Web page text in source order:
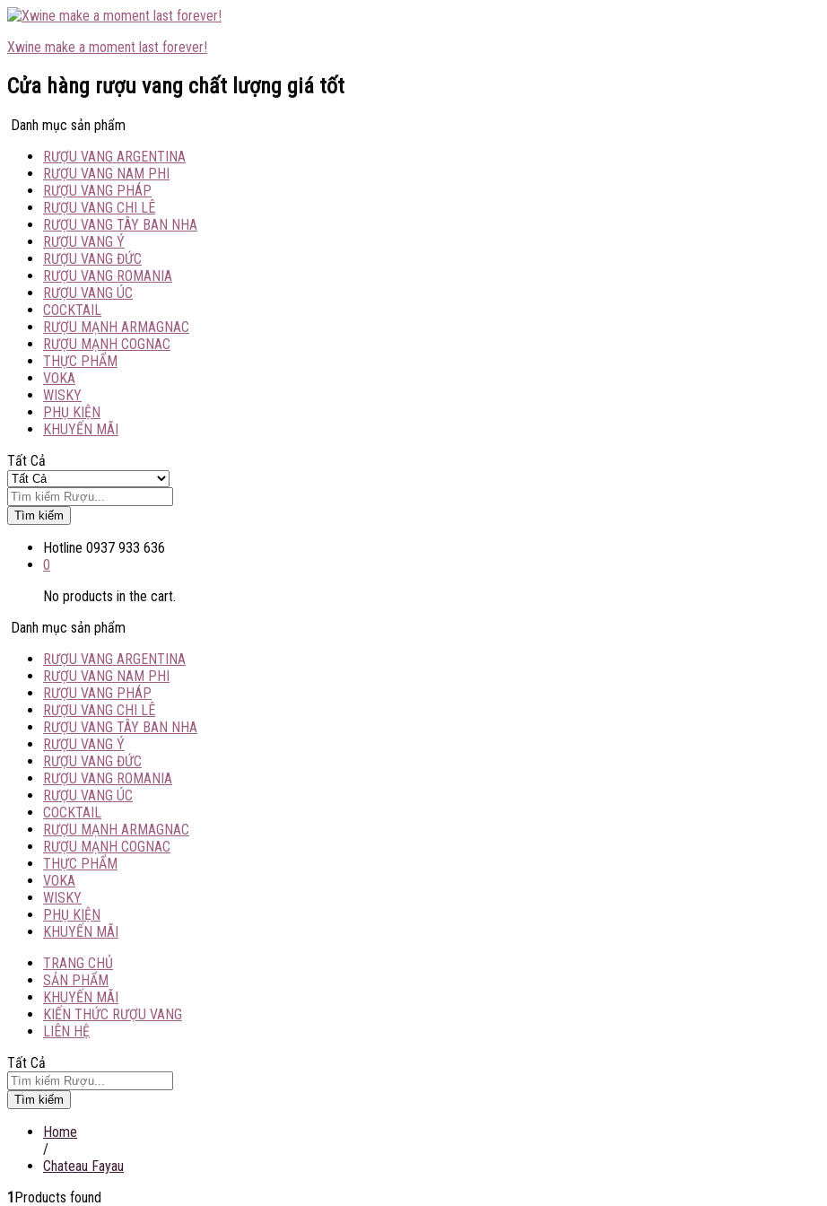
Xwine make a moment last forever!
Cửa hàng rượu vang chất lượng giá tốt
Danh mục sản phẩm
RƯỢU VANG ARGENTINA
RƯỢU VANG NAM PHI
RƯỢU VANG PHÁP
RƯỢU VANG CHI LÊ
RƯỢU VANG TÂY BAN NHA
RƯỢU VANG Ý
RƯỢU VANG ĐỨC
RƯỢU VANG ROMANIA
RƯỢU VANG ÚC
COCKTAIL
RƯỢU MẠNH ARMAGNAC
RƯỢU MẠNH COGNAC
THỰC PHẨM
VOKA
WISKY
PHỤ KIỆN
KHUYẾN MÃI
Tất Cả
Tìm kiếm
Hotline 0937 933 636
0
No products in the cart.
Danh mục sản phẩm
RƯỢU VANG ARGENTINA
RƯỢU VANG NAM PHI
RƯỢU VANG PHÁP
RƯỢU VANG CHI LÊ
RƯỢU VANG TÂY BAN NHA
RƯỢU VANG Ý
RƯỢU VANG ĐỨC
RƯỢU VANG ROMANIA
RƯỢU VANG ÚC
COCKTAIL
RƯỢU MẠNH ARMAGNAC
RƯỢU MẠNH COGNAC
THỰC PHẨM
VOKA
WISKY
PHỤ KIỆN
KHUYẾN MÃI
TRANG CHỦ
SẢN PHẨM
KHUYẾN MÃI
KIẾN THỨC RƯỢU VANG
LIÊN HỆ
Tất Cả
Tìm kiếm
Home
/
Chateau Fayau
1Products found